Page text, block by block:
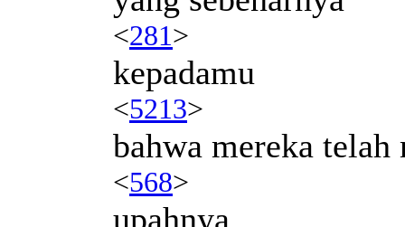
<281>
kepadamu
<5213>
bahwa mereka telah
<568>
upahnya